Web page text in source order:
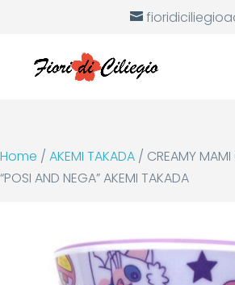
Home / AKEMI TAKADA / CREAMY MAMI
“POSI AND NEGA” AKEMI TAKADA